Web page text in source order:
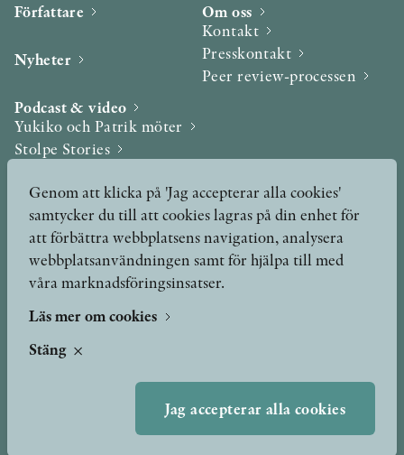
Författare
Nyheter
Podcast & video
Yukiko och Patrik möter
Stolpe Stories
Utmärkelser & Format
Utmärkelser
Övriga format
Om oss
Kontakt
Presskontakt
Peer review-processen
Genom att klicka på 'Jag accepterar alla cookies'
samtycker du till att cookies lagras på din enhet för
att förbättra webbplatsens navigation, analysera
webbplatsanvändningen samt för hjälpa till med
våra marknadsföringsinsatser.
Läs mer om cookies
Stäng
Jag accepterar alla cookies